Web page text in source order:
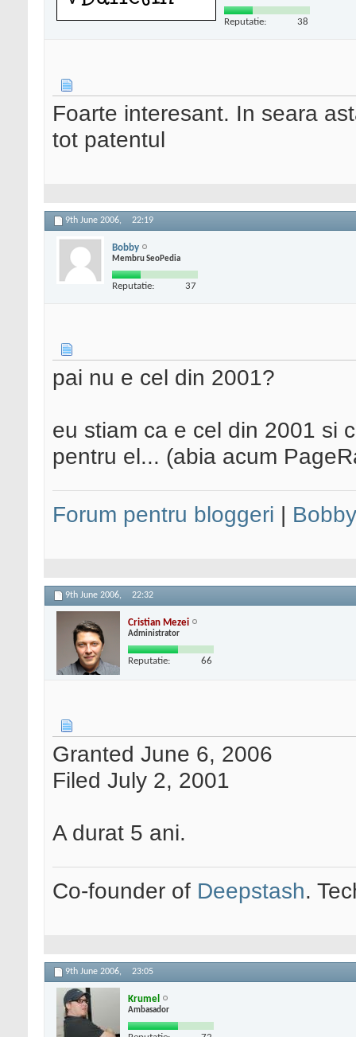
Reputatie: 38
Foarte interesant. In seara
tot patentul
9th June 2006, 22:19
Bobby
Membru SeoPedia
Reputatie: 37
pai nu e cel din 2001?
eu stiam ca e cel din 2001 si
pentru el... (abia acum
Forum pentru bloggeri |
9th June 2006, 22:32
Cristian Mezei
Administrator
Reputatie: 66
Granted June 6, 2006
Filed July 2, 2001
A durat 5 ani.
Co-founder of Deepstash.
9th June 2006, 23:05
Krumel
Ambasador